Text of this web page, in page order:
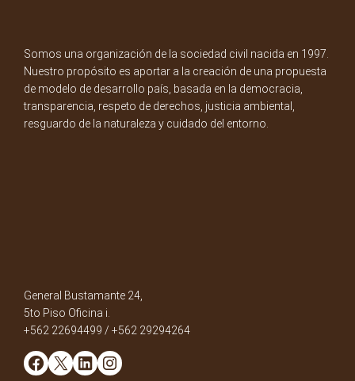
Somos una organización de la sociedad civil nacida en 1997.
Nuestro propósito es aportar a la creación de una propuesta
de modelo de desarrollo país, basada en la democracia,
transparencia, respeto de derechos, justicia ambiental,
resguardo de la naturaleza y cuidado del entorno.
General Bustamante 24,
5to Piso Oficina i.
+562 22694499 / +562 29294264